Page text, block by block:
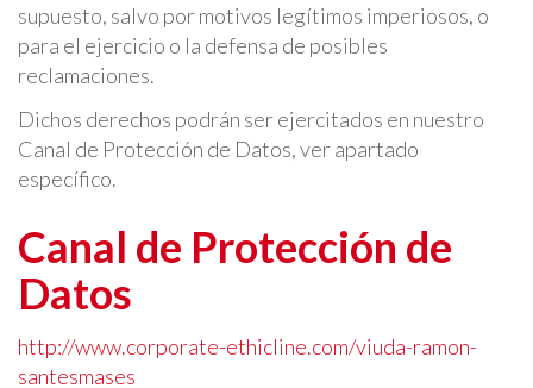
supuesto, salvo por motivos legítimos imperiosos, o
para el ejercicio o la defensa de posibles
reclamaciones.
Dichos derechos podrán ser ejercitados en nuestro
Canal de Protección de Datos, ver apartado
específico.
Canal de Protección de
Datos
http://www.corporate-ethicline.com/viuda-ramon-
santesmases